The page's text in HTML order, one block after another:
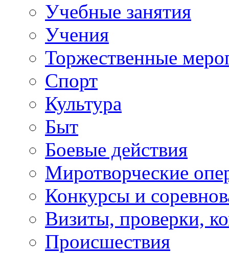
Учебные занятия
Учения
Торжественные
Спорт
Культура
Быт
Боевые действия
Миротворческие
Конкурсы и
Визиты, проверки,
Происшествия